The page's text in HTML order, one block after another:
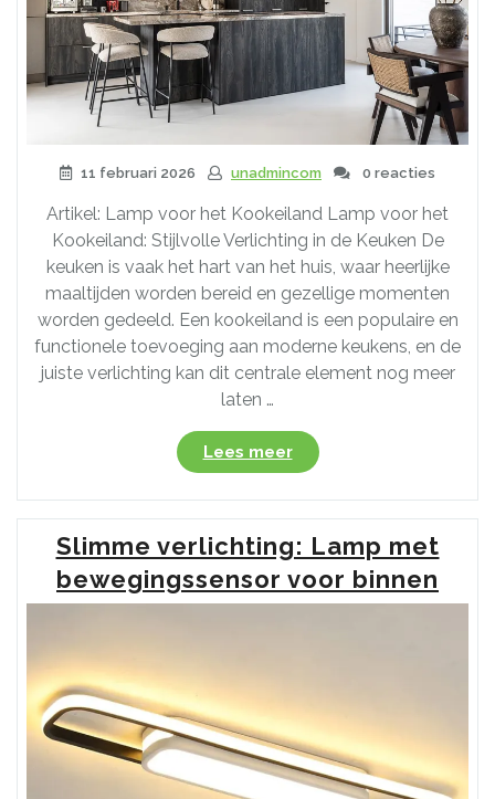
11 februari 2026 unadmincom 0 reacties
Artikel: Lamp voor het Kookeiland Lamp voor het
Kookeiland: Stijlvolle Verlichting in de Keuken De
keuken is vaak het hart van het huis, waar heerlijke
maaltijden worden bereid en gezellige momenten
worden gedeeld. Een kookeiland is een populaire en
functionele toevoeging aan moderne keukens, en de
juiste verlichting kan dit centrale element nog meer
laten …
Lees meer“Stijlvolle
Verlichting
voor
het
Kookeiland:
Tips
en
Slimme verlichting: Lamp met
bewegingssensor voor binnen